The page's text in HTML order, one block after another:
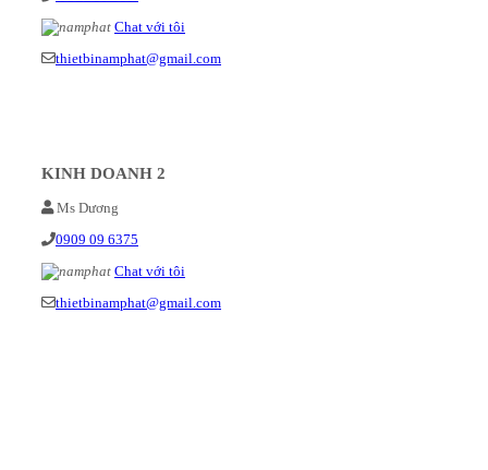
Chat với tôi
thietbinamphat@gmail.com
KINH DOANH 2
Ms Dương
0909 09 6375
Chat với tôi
thietbinamphat@gmail.com